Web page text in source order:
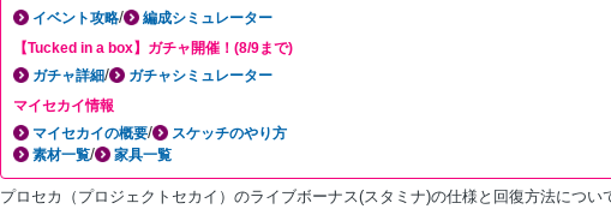
イベント攻略/
編成シミュレーター
【Tucked in a box】ガチャ開催！(8/9まで)
ガチャ詳細/
ガチャシミュレーター
マイセカイ情報
マイセカイの概要/
スケッチのやり方
素材一覧/ 家具一覧
プロセカ（プロジェクトセカイ）のライブボーナス(スタミナ)の仕様と回復方法につい